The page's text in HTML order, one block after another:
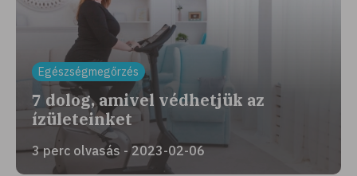
Egészségmegőrzés
7 dolog, amivel védhetjük az
ízületeinket
3 perc olvasás - 2023-02-06